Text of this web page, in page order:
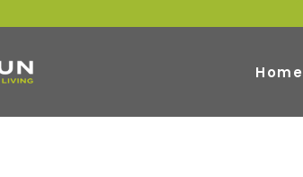
Home